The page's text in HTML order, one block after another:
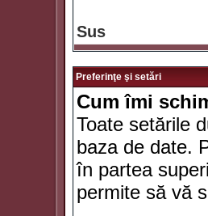
Sus
Preferinţe şi setări
Cum îmi
Toate setările
baza de date.
în partea
permite să vă